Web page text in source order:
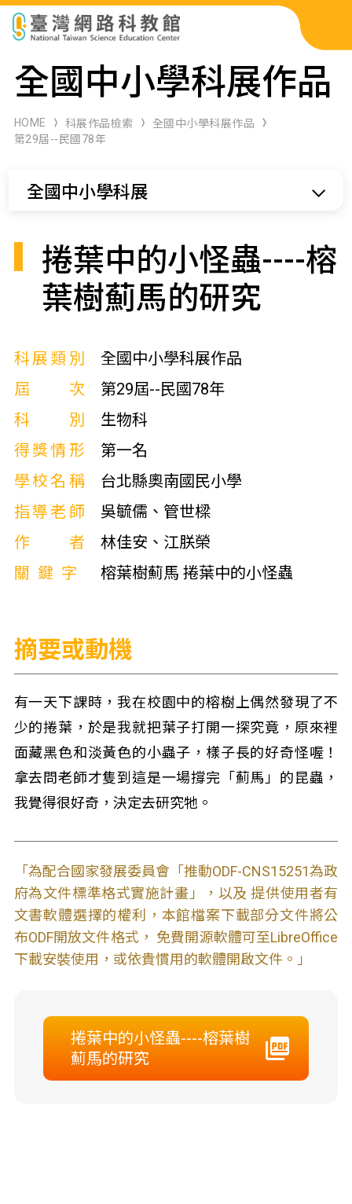
科展作品檢索
科學研習月刊
全國中小學科展作品
HOME 科展作品檢索
全國中小學科展作品
第29屆--民國78年
全國中小學科展
捲葉中的小怪蟲----榕
葉樹薊馬的研究
科展類別
全國中小學科展作品
屆次
第29屆--民國78年
科別
生物科
得獎情形
第一名
學校名稱
台北縣奧南國民小學
指導老師
吳毓儒、管世樑
作者
林佳安、江朕榮
關鍵字
榕葉樹薊馬 捲葉中的小怪蟲
摘要或動機
有一天下課時，我在校園中的榕樹上偶然發現了不
少的捲葉，於是我就把葉子打開一探究竟，原來裡
面藏黑色和淡黃色的小蟲子，樣子長的好奇怪喔！
拿去問老師才隻到這是一場撐完「薊馬」的昆蟲，
我覺得很好奇，決定去研究牠。
「為配合國家發展委員會「推動ODF-CNS15251為政
府為文件標準格式實施計畫」，以及 提供使用者有
文書軟體選擇的權利，本館檔案下載部分文件將公
布ODF開放文件格式， 免費開源軟體可至LibreOffice
下載安裝使用，或依貴慣用的軟體開啟文件。」
捲葉中的小怪蟲----榕葉樹
薊馬的研究